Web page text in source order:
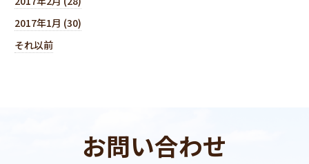
2017年1月 (30)
それ以前
お問い合わせ